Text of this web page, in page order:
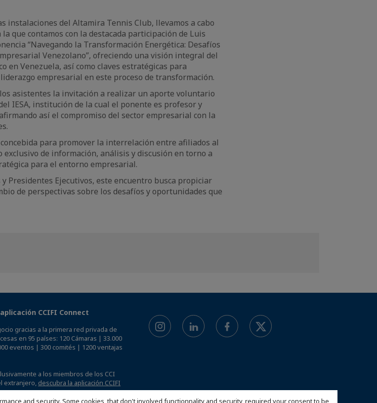
and security. Some cookies, that don't involved functionnality and security, required your consent to be
instalaciones del Altamira Tennis Club, llevamos a cabo
que contamos con la destacada participación de Luis
“Navegando la Transformación Energética: Desafíos
Venezolano”, ofreciendo una visión integral del
en Venezuela, así como claves estratégicas para
empresarial en este proceso de transformación.
asistentes la invitación a realizar un aporte voluntario
IESA, institución de la cual el ponente es profesor y
así el compromiso del sector empresarial con la
para promover la interrelación entre afiliados al
exclusivo de información, análisis y discusión en torno a
para el entorno empresarial.
Presidentes Ejecutivos, este encuentro busca propiciar
de perspectivas sobre los desafíos y oportunidades que
CCIFI Connect
gracias a la primera red privada de
en 95 países: 120 Cámaras | 33.000
eventos | 300 comités | 1200 ventajas
a los miembros de los CCI
extranjero, descubra la aplicación CCIFI